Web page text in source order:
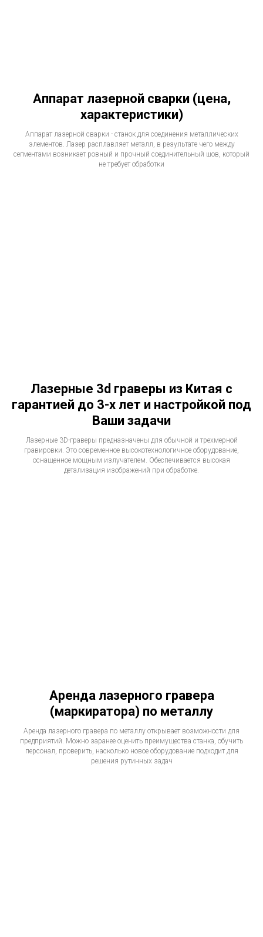
Аппарат лазерной сварки (цена,
характеристики)
Аппарат лазерной сварки - станок для соединения металлических
элементов. Лазер расплавляет металл, в результате чего между
сегментами возникает ровный и прочный соединительный шов, который
не требует обработки
Лазерные 3d граверы из Китая с
гарантией до 3-х лет и настройкой под
Ваши задачи
Лазерные 3D-граверы предназначены для обычной и трехмерной
гравировки. Это современное высокотехнологичное оборудование,
оснащенное мощным излучателем. Обеспечивается высокая
детализация изображений при обработке.
Аренда лазерного гравера
(маркиратора) по металлу
Аренда лазерного гравера по металлу открывает возможности для
предприятий. Можно заранее оценить преимущества станка, обучить
персонал, проверить, насколько новое оборудование подходит для
решения рутинных задач